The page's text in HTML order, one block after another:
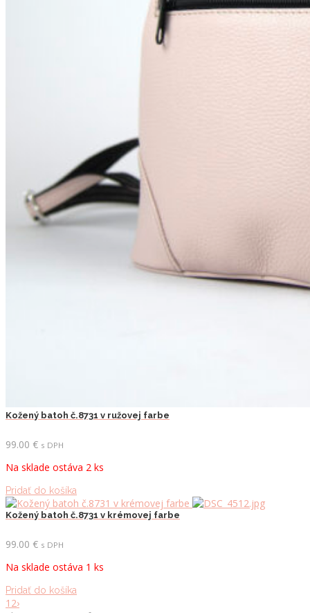
Kožený batoh č.8731 v ružovej farbe
99.00 € s DPH
Na sklade ostáva 2 ks
Pridať do košíka
Kožený batoh č.8731 v krémovej farbe
99.00 € s DPH
Na sklade ostáva 1 ks
Pridať do košíka
1 2›